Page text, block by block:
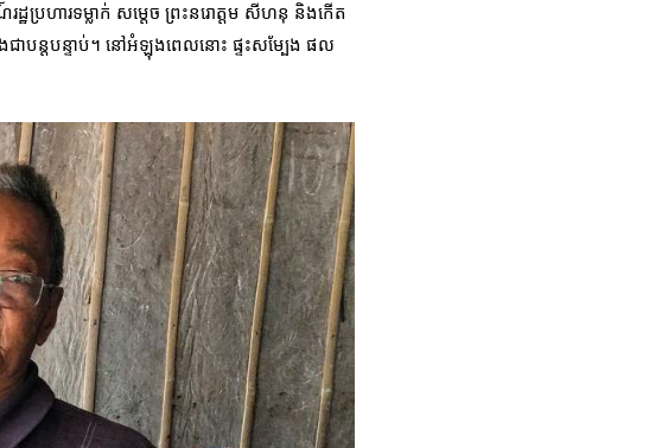
ឋប្រហារទម្លាក់ សម្តេច ព្រះនរោត្តម សីហនុ និងកើត
ងជាបន្តបន្ទាប់។ នៅអំឡុងពេលនោះ ផ្ទះសម្បែង ផល